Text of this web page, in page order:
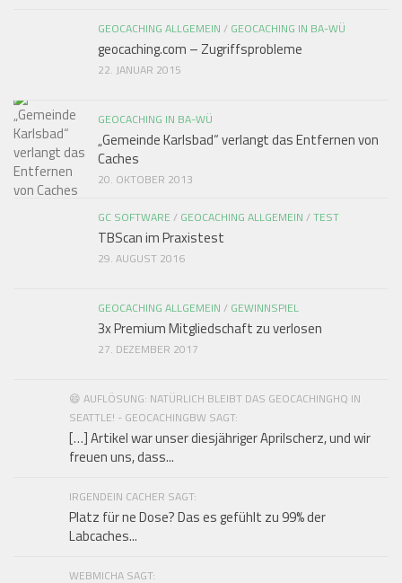
GEOCACHING ALLGEMEIN / GEOCACHING IN BA-WÜ
geocaching.com – Zugriffsprobleme
22. JANUAR 2015
GEOCACHING IN BA-WÜ
„Gemeinde Karlsbad“ verlangt das Entfernen von
Caches
20. OKTOBER 2013
GC SOFTWARE / GEOCACHING ALLGEMEIN /TEST
TBScan im Praxistest
29. AUGUST 2016
GEOCACHING ALLGEMEIN / GEWINNSPIEL
3x Premium Mitgliedschaft zu verlosen
27. DEZEMBER 2017
😄 AUFLÖSUNG: NATÜRLICH BLEIBT DAS GEOCACHINGHQ IN
SEATTLE! - GEOCACHINGBW SAGT:
[…] Artikel war unser diesjähriger Aprilscherz, und wir
freuen uns, dass...
IRGENDEIN CACHER SAGT:
Platz für ne Dose? Das es gefühlt zu 99% der
Labcaches...
WEBMICHA SAGT: